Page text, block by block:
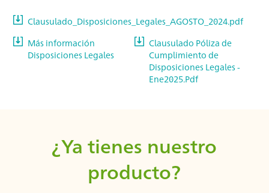
Clausulado_Disposiciones_Legales_AGOSTO_2024.pdf
Más información
Disposiciones Legales
Clausulado Póliza de
Cumplimiento de
Disposiciones Legales -
Ene2025.Pdf
¿Ya tienes nuestro
producto?